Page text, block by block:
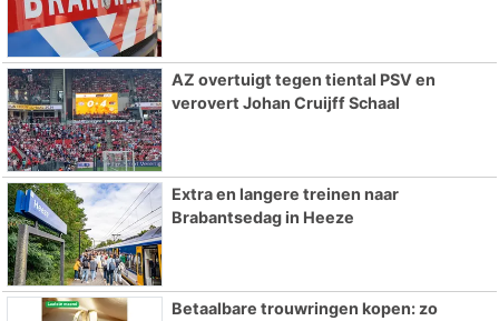
AZ overtuigt tegen tiental PSV en
verovert Johan Cruijff Schaal
Extra en langere treinen naar
Brabantsedag in Heeze
Betaalbare trouwringen kopen: zo